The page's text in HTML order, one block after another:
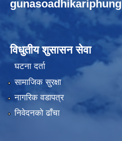
विधुतीय शुसासन सेवा
घटना दर्ता
सामाजिक सुरक्षा
नागरिक वडापत्र
निवेदनको ढाँचा